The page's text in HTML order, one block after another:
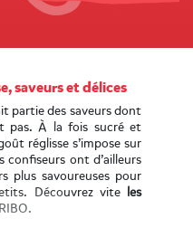
saveurs et délices
partie des saveurs dont
pas. À la fois sucré et
réglisse s’impose sur
confiseurs ont d’ailleurs
plus savoureuses pour
Découvrez vite les